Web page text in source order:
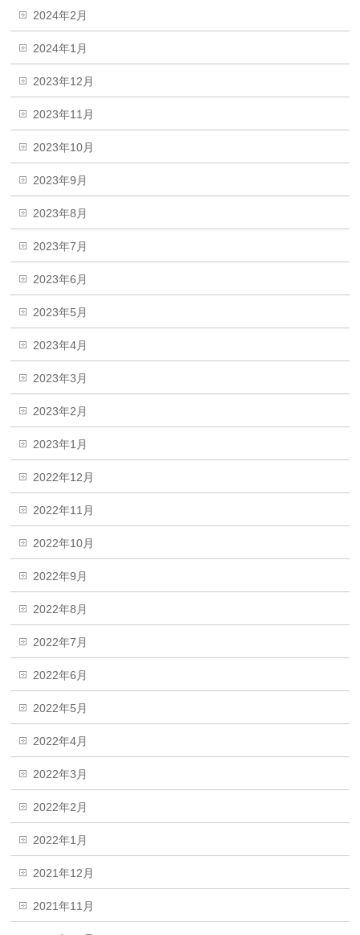
2024年2月
2024年1月
2023年12月
2023年11月
2023年10月
2023年9月
2023年8月
2023年7月
2023年6月
2023年5月
2023年4月
2023年3月
2023年2月
2023年1月
2022年12月
2022年11月
2022年10月
2022年9月
2022年8月
2022年7月
2022年6月
2022年5月
2022年4月
2022年3月
2022年2月
2022年1月
2021年12月
2021年11月